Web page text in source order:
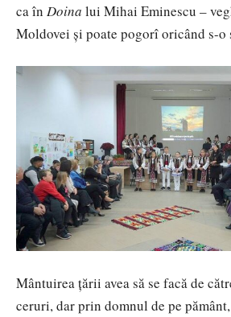
ca în Doina lui Mihai Eminescu –
Moldovei şi poate pogorî oricând s-o
Mântuirea ţării avea să se facă de
ceruri, dar prin domnul de pe